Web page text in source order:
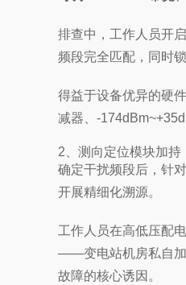
排查中，工作人员开
频段完全匹配，同时
得益于设备优异的硬件
减器、-
2、测向定位模块加持
确定干扰频段后，针
开展精细化溯源。
工作人员在高低压配
——变电站机房私自加
故障的核心诱因。